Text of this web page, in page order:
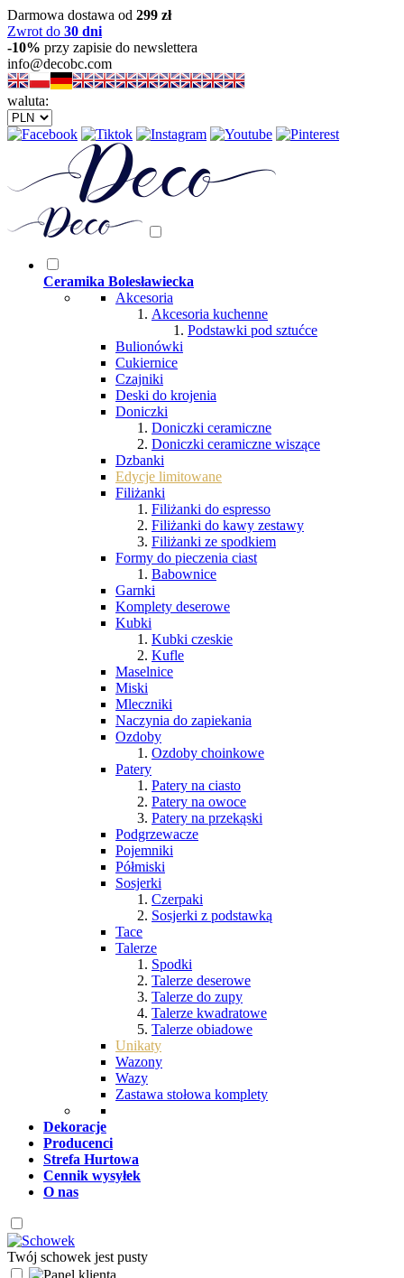
Darmowa dostawa od 299 zł
Zwrot do 30 dni
-10% przy zapisie do newslettera
info@decobc.com
waluta:
Ceramika Bolesławiecka
Akcesoria
Akcesoria kuchenne
Podstawki pod sztućce
Bulionówki
Cukiernice
Czajniki
Deski do krojenia
Doniczki
Doniczki ceramiczne
Doniczki ceramiczne wiszące
Dzbanki
Edycje limitowane
Filiżanki
Filiżanki do espresso
Filiżanki do kawy zestawy
Filiżanki ze spodkiem
Formy do pieczenia ciast
Babownice
Garnki
Komplety deserowe
Kubki
Kubki czeskie
Kufle
Maselnice
Miski
Mleczniki
Naczynia do zapiekania
Ozdoby
Ozdoby choinkowe
Patery
Patery na ciasto
Patery na owoce
Patery na przekąski
Podgrzewacze
Pojemniki
Półmiski
Sosjerki
Czerpaki
Sosjerki z podstawką
Tace
Talerze
Spodki
Talerze deserowe
Talerze do zupy
Talerze kwadratowe
Talerze obiadowe
Unikaty
Wazony
Wazy
Zastawa stołowa komplety
Dekoracje
Producenci
Strefa Hurtowa
Cennik wysyłek
O nas
Twój schowek jest pusty